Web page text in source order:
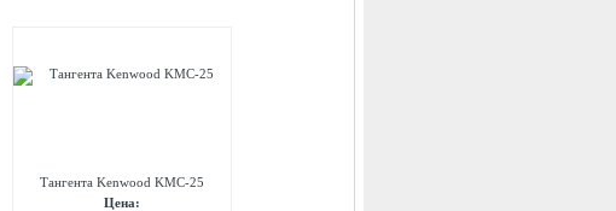
Тангента Kenwood KMC-25
Цена: